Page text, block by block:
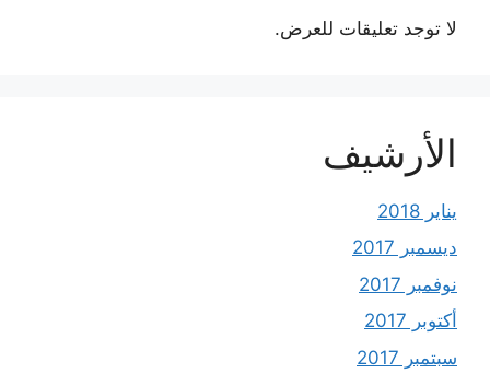
لا توجد تعليقات للعرض.
الأرشيف
يناير 2018
ديسمبر 2017
نوفمبر 2017
أكتوبر 2017
سبتمبر 2017